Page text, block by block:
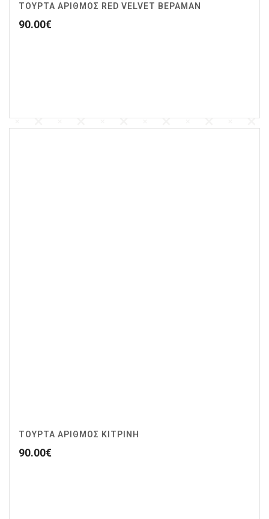
ΤΟΥΡΤΑ ΑΡΙΘΜΟΣ RED VELVET ΒΕΡΑΜΑΝ
90.00€
ΤΟΥΡΤΑ ΑΡΙΘΜΟΣ ΚΙΤΡΙΝΗ
90.00€